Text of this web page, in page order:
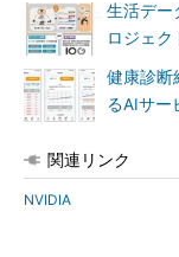
生活デー
ロジェク
健康診断
るAIサー
関連リンク
NVIDIA